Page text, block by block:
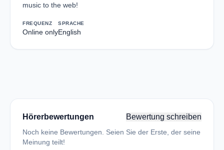
music to the web!
FREQUENZ
Online only
SPRACHE
English
Hörerbewertungen Bewertung schreiben
Noch keine Bewertungen. Seien Sie der Erste, der seine
Meinung teilt!